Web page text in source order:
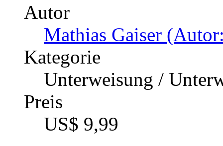
Autor
Mathias Gaiser
Kategorie
Unterweisung /
Preis
US$ 9,99